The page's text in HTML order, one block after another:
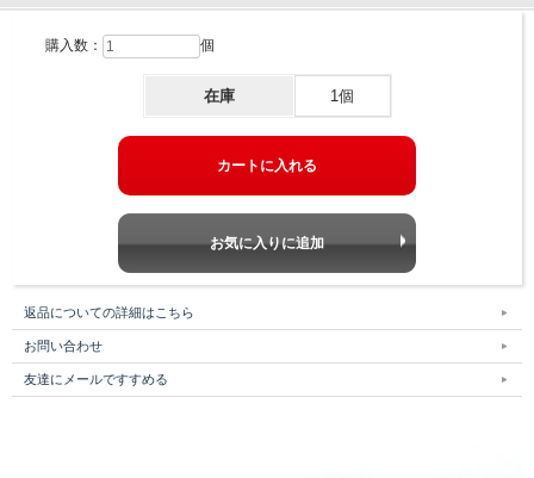
購入数： 個
在庫 1個
返品についての詳細はこちら
お問い合わせ
友達にメールですすめる